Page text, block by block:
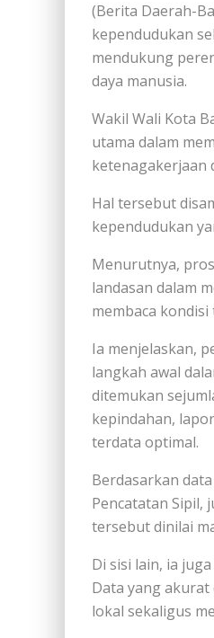
(Berita Daerah-
kependudukan
mendukung
daya manusia.
Wakil Wali Kota
utama dalam
ketenagakerjaan
Hal tersebut
kependudukan
Menurutnya,
landasan dalam
membaca
Ia menjelaskan,
langkah awal
ditemukan
kepindahan,
terdata optimal.
Berdasarkan
Pencatatan Sipil,
tersebut dinilai
Di sisi lain, ia
Data yang
lokal sekaligus